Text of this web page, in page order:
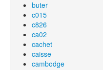
buter
c015
c826
ca02
cachet
caisse
cambodge